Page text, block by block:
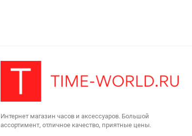
Интернет магазин часов и аксессуаров. Большой
ассортимент, отличное качество, приятные цены.